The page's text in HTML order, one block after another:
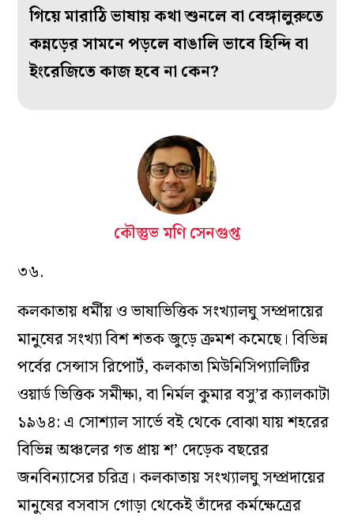
গিয়ে মারাঠি ভাষায় কথা শুনলে বা বেঙ্গালুরুতে
কন্নড়ের সামনে পড়লে বাঙালি ভাবে হিন্দি বা
ইংরেজিতে কাজ হবে না কেন?
কৌস্তুভ মণি সেনগুপ্ত
৩৬.
কলকাতায় ধর্মীয় ও ভাষাভিত্তিক সংখ্যালঘু সম্প্রদায়ের
মানুষের সংখ্যা বিশ শতক জুড়ে ক্রমশ কমেছে। বিভিন্ন
পর্বের সেন্সাস রিপোর্ট, কলকাতা মিউনিসিপ্যালিটির
ওয়ার্ড ভিত্তিক সমীক্ষা, বা নির্মল কুমার বসু’রক্যালকাটা
১৯৬৪: এ সোশ্যাল সার্ভেবই থেকে বোঝা যায় শহরের
বিভিন্ন অঞ্চলের গত প্রায় শ’ দেড়েক বছরের
জনবিন্যাসের চরিত্র। কলকাতায় সংখ্যালঘু সম্প্রদায়ের
মানুষের বসবাস গোড়া থেকেই তাঁদের কর্মক্ষেত্রের